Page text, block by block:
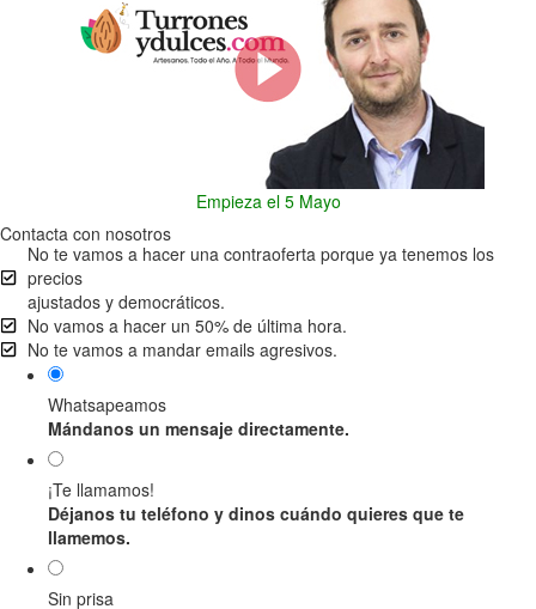
Empieza el 5 Mayo
Contacta con nosotros
No te vamos a hacer una contraoferta porque ya tenemos los
precios
ajustados y democráticos.
No vamos a hacer un 50% de última hora.
No te vamos a mandar emails agresivos.
Whatsapeamos
Mándanos un mensaje directamente.
¡Te llamamos!
Déjanos tu teléfono y dinos cuándo quieres que te
llamemos.
Sin prisa